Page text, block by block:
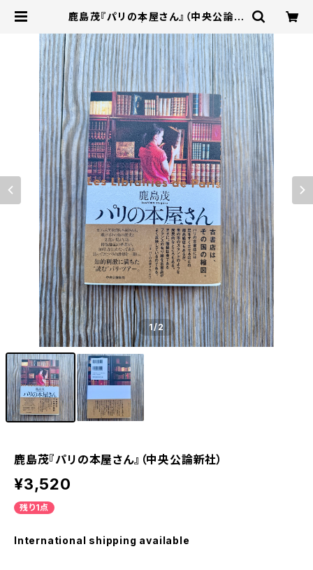
鹿島茂『パリの本屋さん』（中央公論新
1/2
鹿島茂『パリの本屋さん』（中央公論新社）
¥3,520
残り1点
International shipping available